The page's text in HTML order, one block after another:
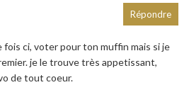
fois ci, voter pour ton muffin mais si je
je le trouve très appetissant,
de tout coeur.
Répondre